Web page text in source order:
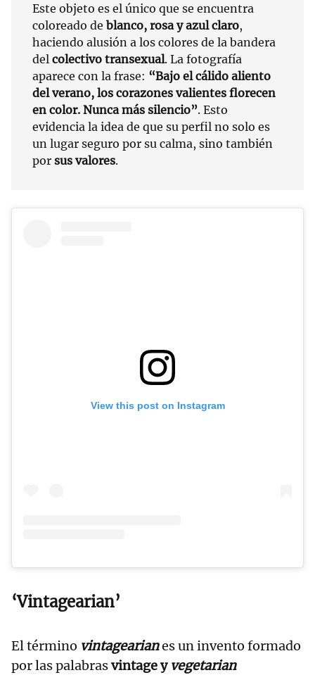
Este objeto es el único que se encuentra
coloreado de blanco, rosa y azul claro,
haciendo alusión a los colores de la bandera
del colectivo transexual. La fotografía
aparece con la frase: “Bajo el cálido aliento
del verano, los corazones valientes florecen
en color. Nunca más silencio”. Esto
evidencia la idea de que su perfil no solo es
un lugar seguro por su calma, sino también
por sus valores.
View this post on Instagram
‘Vintagearian’
El término vintagearianes un invento formado
por las palabrasvintage y vegetarian